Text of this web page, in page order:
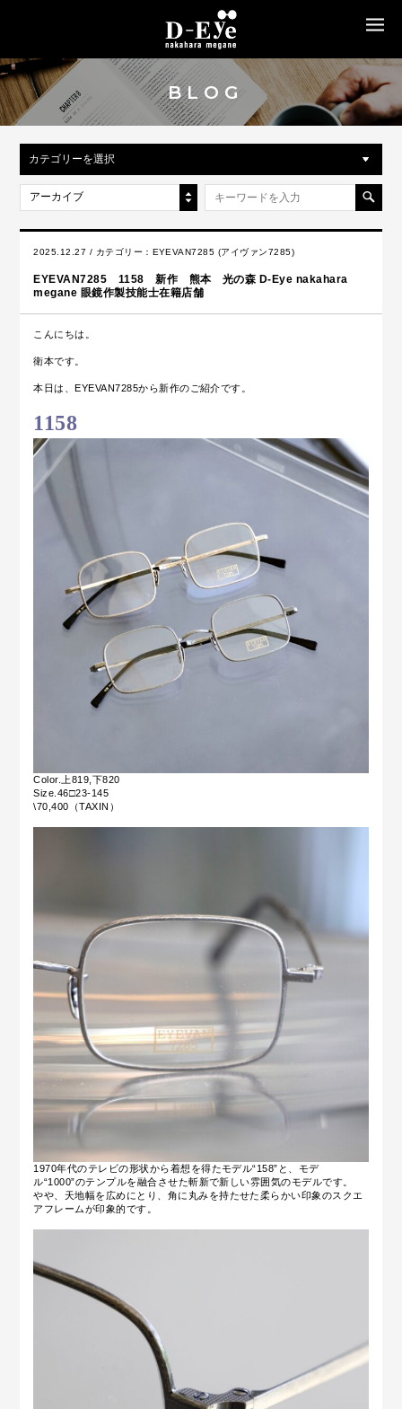
BLOG
カテゴリーを選択
アーカイブ
2025.12.27 / カテゴリー： EYEVAN7285 (アイヴァン7285)
EYEVAN7285 1158 新作 熊本 光の森 D-Eye nakahara
megane 眼鏡作製技能士在籍店舗
こんにちは。
衛本です。
本日は、EYEVAN7285から新作のご紹介です。
1158
Color.上819,下820
Size.46□23-145
\70,400（TAXIN）
1970年代のテレビの形状から着想を得たモデル“158”と、モデ
ル“1000”のテンプルを融合させた斬新で新しい雰囲気のモデルです。
やや、天地幅を広めにとり、角に丸みを持たせた柔らかい印象のスクエ
アフレームが印象的です。